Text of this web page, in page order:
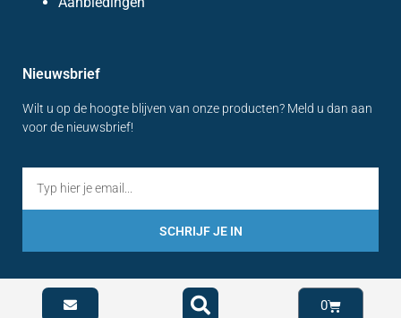
Nieuwsbrief
Wilt u op de hoogte blijven van onze producten? Meld u dan aan
voor de nieuwsbrief!
SCHRIJF JE IN
0